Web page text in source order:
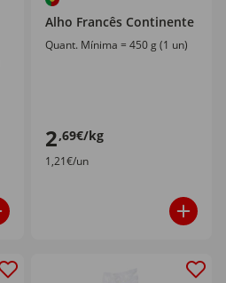
Alho Francês Continente
Quant. Mínima = 450 g (1 un)
2,69€/kg
1,21€/un